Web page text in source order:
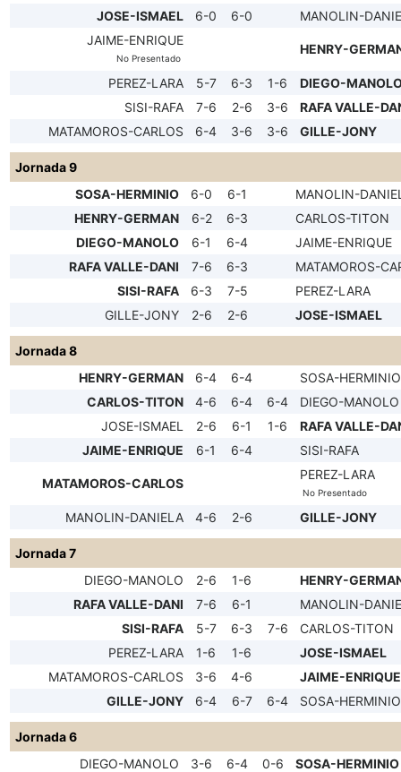
JOSE-ISMAEL
6-0 6-0
MANOLIN-
JAIME-ENRIQUE
No Presentado
HENRY-
PEREZ-LARA 5-7 6-3 1-6
DIEGO-
SISI-RAFA
7-6 2-6 3-6
RAFA VALLE-
MATAMOROS-CARLOS
6-4 3-6 3-6 GILLE-JONY
Jornada 9
SOSA-HERMINIO
6-0 6-1
MANOLIN-
HENRY-GERMAN
6-2 6-3
CARLOS-TITON
DIEGO-MANOLO
6-1 6-4
JAIME-ENRIQUE
RAFA VALLE-DANI
7-6 6-3
MATAMOROS-
SISI-RAFA
6-3 7-5
PEREZ-LARA
GILLE-JONY
2-6 2-6 JOSE-ISMAEL
Jornada 8
HENRY-GERMAN
6-4 6-4
SOSA-HERMINIO
CARLOS-TITON
4-6 6-4 6-4
DIEGO-MANOLO
JOSE-ISMAEL
2-6 6-1 1-6
RAFA VALLE-
JAIME-ENRIQUE
6-1 6-4 SISI-RAFA
MATAMOROS-CARLOS
PEREZ-LARA
No Presentado
MANOLIN-DANIELA 4-6 2-6 GILLE-JONY
Jornada 7
DIEGO-MANOLO
2-6 1-6
HENRY-
RAFA VALLE-DANI
7-6 6-1
MANOLIN-
SISI-RAFA
5-7 6-3 7-6
CARLOS-TITON
PEREZ-LARA
1-6 1-6
JOSE-ISMAEL
MATAMOROS-CARLOS
3-6 4-6
JAIME-ENRIQUE
GILLE-JONY
6-4 6-7 6-4 SOSA-HERMINIO
Jornada 6
DIEGO-MANOLO
3-6 6-4 0-6
SOSA-HERMINIO